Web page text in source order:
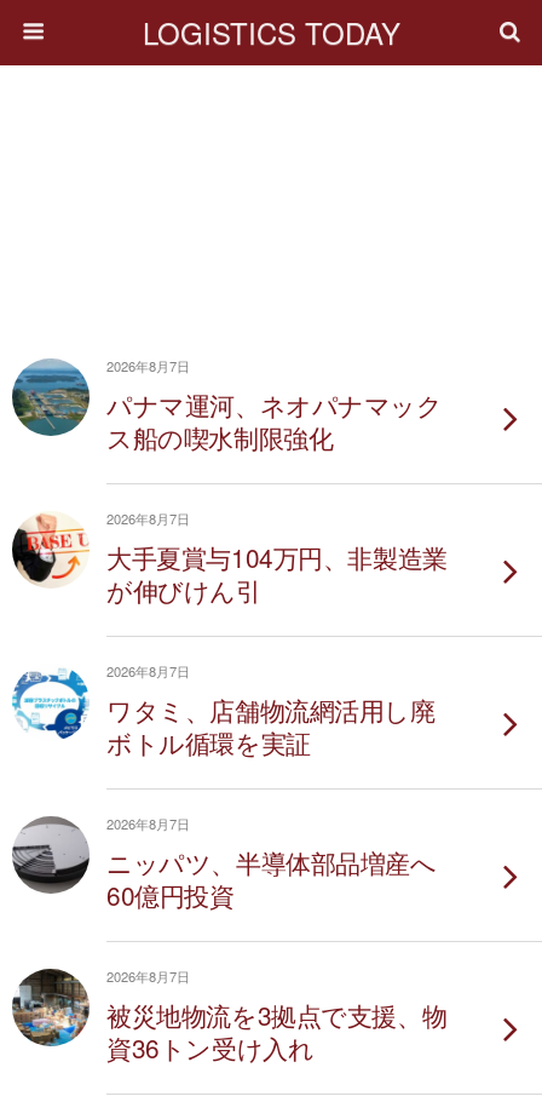
LOGISTICS TODAY
2026年8月7日
パナマ運河、ネオパナマック
ス船の喫水制限強化
2026年8月7日
大手夏賞与104万円、非製造業
が伸びけん引
2026年8月7日
ワタミ、店舗物流網活用し廃
ボトル循環を実証
2026年8月7日
ニッパツ、半導体部品増産へ
60億円投資
2026年8月7日
被災地物流を3拠点で支援、物
資36トン受け入れ